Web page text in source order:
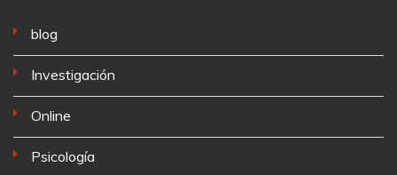
blog
Investigación
Online
Psicología